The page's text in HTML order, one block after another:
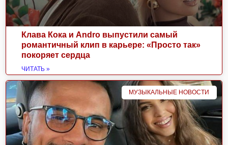
Клава Кока и Andro выпустили самый
романтичный клип в карьере: «Просто так»
покоряет сердца
ЧИТАТЬ »
МУЗЫКАЛЬНЫЕ НОВОСТИ